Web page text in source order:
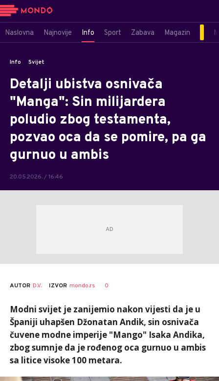
Naslovna Najnovije Info Sport Zabava Magazin
Info Svijet
Detalji ubistva osnivača
"Manga": Sin milijardera
poludio zbog testamenta,
pozvao oca da se pomire, pa ga
gurnuo u ambis
20.05.2026. / 16:46
AUTOR D.V. IZVOR mondo.rs 0
Modni svijet je zanijemio nakon vijesti da je u
Španiji uhapšen Džonatan Andik, sin osnivača
čuvene modne imperije "Mango" Isaka Andika,
zbog sumnje da je rođenog oca gurnuo u ambis
sa litice visoke 100 metara.